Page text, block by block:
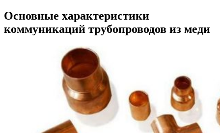
Основные характеристики
коммуникаций трубопроводов из меди